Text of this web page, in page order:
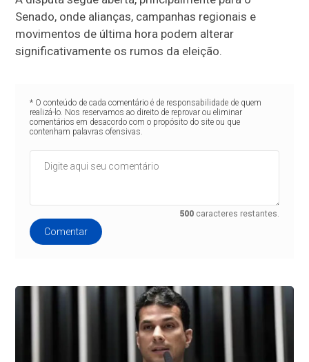
Senado, onde alianças, campanhas regionais e
movimentos de última hora podem alterar
significativamente os rumos da eleição.
* O conteúdo de cada comentário é de responsabilidade de quem
realizá-lo. Nos reservamos ao direito de reprovar ou eliminar
comentários em desacordo com o propósito do site ou que
contenham palavras ofensivas.
500 caracteres restantes.
Comentar